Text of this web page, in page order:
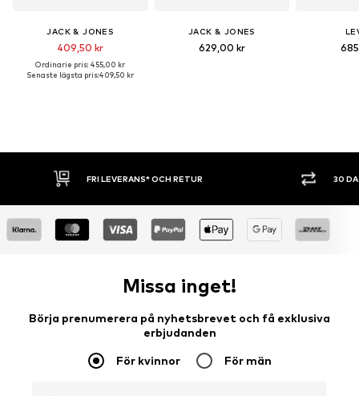
JACK & JONES
409,50 kr
Ordinarie pris: 455,00 kr
Senaste lägsta pris:409,50 kr
JACK & JONES
629,00 kr
FRI LEVERANS* OCH RETUR 30
Missa inget!
Börja prenumerera på nyhetsbrevet och få exklusiva
erbjudanden
För kvinnor För män